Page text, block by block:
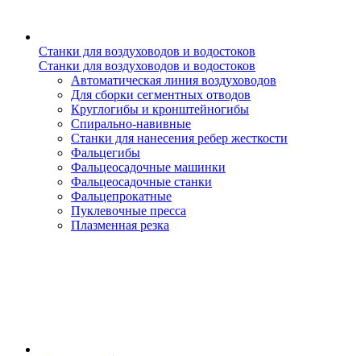
Станки для воздуховодов и водостоков
Станки для воздуховодов и водостоков
Автоматическая линия воздуховодов
Для сборки сегментных отводов
Круглогибы и кронштейногибы
Спирально-навивные
Станки для нанесения ребер жесткости
Фальцегибы
Фальцеосадочные машинки
Фальцеосадочные станки
Фальцепрокатные
Пуклевочные пресса
Плазменная резка